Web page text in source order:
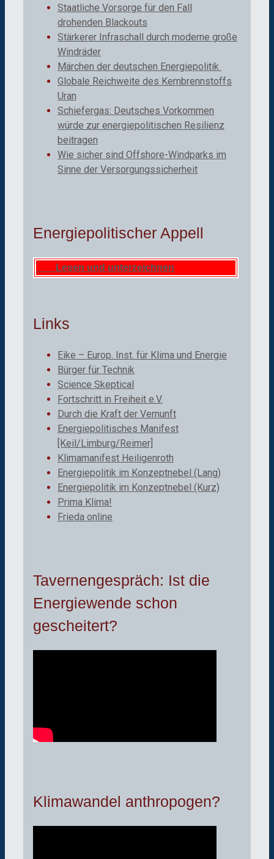
Staatliche Vorsorge für den Fall
drohenden Blackouts
Stärkerer Infraschall durch moderne große
Windräder
Märchen der deutschen Energiepolitik
Globale Reichweite des Kernbrennstoffs
Uran
Schiefergas: Deutsches Vorkommen
würde zur energiepolitischen Resilienz
beitragen
Wie sicher sind Offshore-Windparks im
Sinne der Versorgungssicherheit
Energiepolitischer Appell
Lesen und unterzeichnen
Links
Eike – Europ. Inst. für Klima und Energie
Bürger für Technik
Science Skeptical
Fortschritt in Freiheit e.V.
Durch die Kraft der Vernunft
Energiepolitisches Manifest
[Keil/Limburg/Reimer]
Klimamanifest Heiligenroth
Energiepolitik im Konzeptnebel (Lang)
Energiepolitik im Konzeptnebel (Kurz)
Prima Klima!
Frieda online
Tavernengespräch: Ist die
Energiewende schon
gescheitert?
Klimawandel anthropogen?